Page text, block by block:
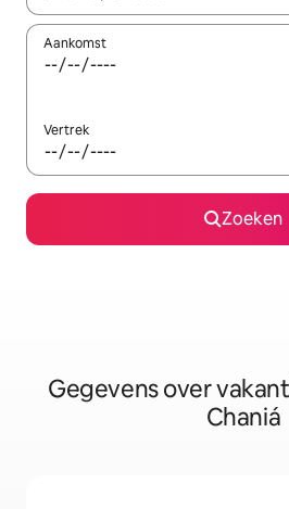
Aankomst
Vertrek
Zoeken
Gegevens over
Chaniá